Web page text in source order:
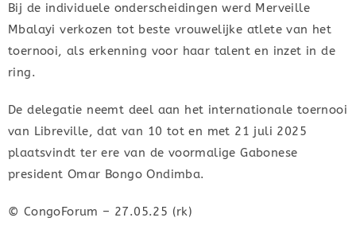
Bij de individuele onderscheidingen werd Merveille
Mbalayi verkozen tot beste vrouwelijke atlete van het
toernooi, als erkenning voor haar talent en inzet in de
ring.
De delegatie neemt deel aan het internationale toernooi
van Libreville, dat van 10 tot en met 21 juli 2025
plaatsvindt ter ere van de voormalige Gabonese
president Omar Bongo Ondimba.
© CongoForum – 27.05.25 (rk)